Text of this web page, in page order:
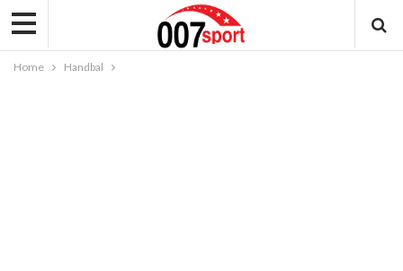
Home Handbal